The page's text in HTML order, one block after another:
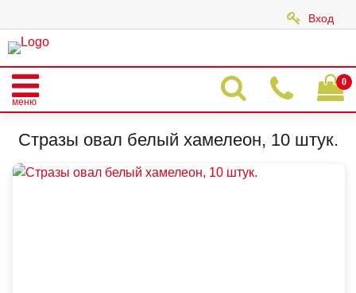
Вход
меню
0
Стразы овал белый хамелеон, 10 штук.